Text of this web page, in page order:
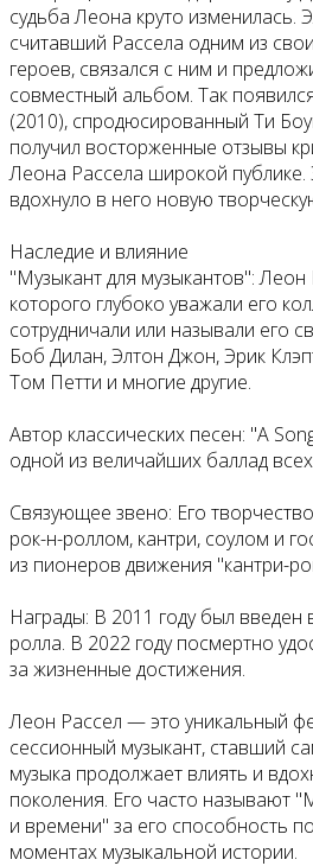
судьба Леона круто изменилась.
считавший Рассела одним из
героев, связался с ним и
совместный альбом. Так
(2010), спродюсированный Ти
получил восторженные отзывы
Леона Рассела широкой публике.
вдохнуло в него новую
Наследие и влияние
"Музыкант для музыкантов":
которого глубоко уважали его
сотрудничали или называли его
Боб Дилан, Элтон Джон, Эрик
Том Петти и многие другие.
Автор классических песен: "A
одной из величайших баллад
Связующее звено: Его
рок-н-роллом, кантри, соулом и
из пионеров движения "кантри-
Награды: В 2011 году был введен
ролла. В 2022 году посмертно
за жизненные достижения.
Леон Рассел — это уникальный
сессионный музыкант, ставший
музыка продолжает влиять и
поколения. Его часто называют
и времени" за его способность
моментах музыкальной истории.